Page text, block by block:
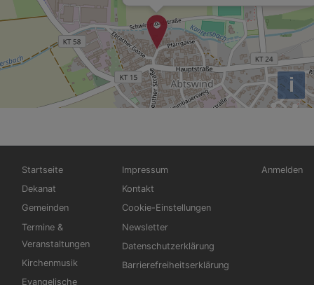
i
Hauptnavigation
Startseite
Dekanat
Gemeinden
Termine &
Veranstaltungen
Kirchenmusik
Evangelische
Fußbereichsmenü
Impressum
Kontakt
Cookie-Einstellungen
Newsletter
Datenschutzerklärung
Barrierefreiheitserklärung
Anmelden